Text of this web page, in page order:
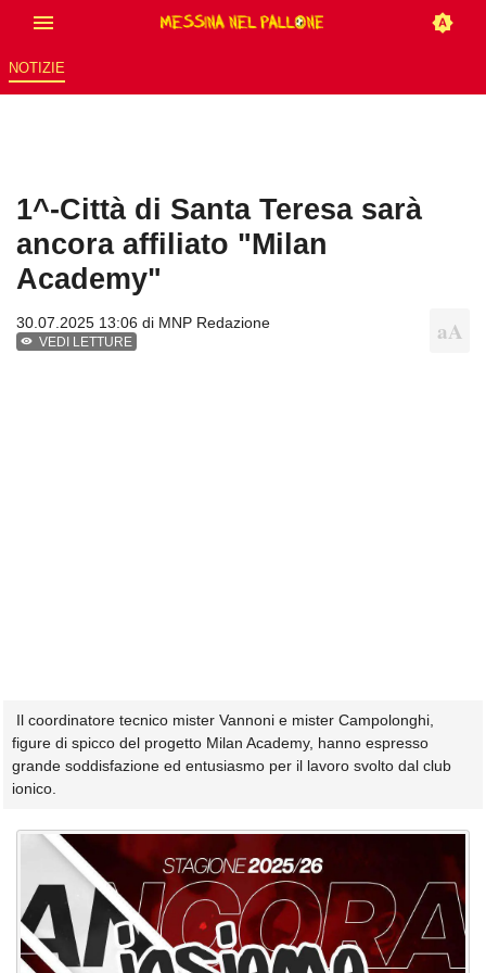
NOTIZIE
1^-Città di Santa Teresa sarà
ancora affiliato "Milan
Academy"
30.07.2025 13:06 di MNP Redazione
VEDI LETTURE
Il coordinatore tecnico mister Vannoni e mister Campolonghi,
figure di spicco del progetto Milan Academy, hanno espresso
grande soddisfazione ed entusiasmo per il lavoro svolto dal club
ionico.